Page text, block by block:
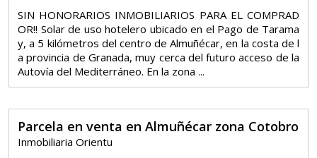
SIN HONORARIOS INMOBILIARIOS PARA EL COMPRAD
OR!! Solar de uso hotelero ubicado en el Pago de Tarama
y, a 5 kilómetros del centro de Almuñécar, en la costa de l
a provincia de Granada, muy cerca del futuro acceso de la
Autovía del Mediterráneo. En la zona ...
Parcela en venta en Almuñécar zona Cotobro
Inmobiliaria Orientu